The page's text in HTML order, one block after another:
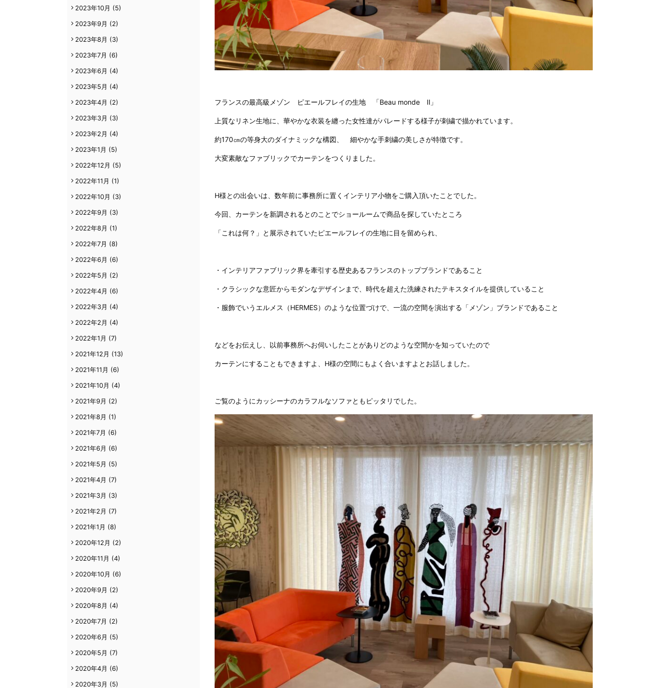
フランスの最高級メゾン ピエールフレイの生地 「Beau monde Ⅱ」
上質なリネン生地に、華やかな衣装を纏った女性達がパレードする様子が刺繍で描かれています。
約170㎝の等身大のダイナミックな構図、 細やかな手刺繍の美しさが特徴です。
大変素敵なファブリックでカーテンをつくりました。
H様との出会いは、数年前に事務所に置くインテリア小物をご購入頂いたことでした。
今回、カーテンを新調されるとのことでショールームで商品を探していたところ
「これは何？」と展示されていたピエールフレイの生地に目を留められ、
・インテリアファブリック界を牽引する歴史あるフランスのトップブランドであること
・クラシックな意匠からモダンなデザインまで、時代を超えた洗練されたテキスタイルを提供していること
・服飾でいうエルメス（HERMES）のような位置づけで、一流の空間を演出する「メゾン」ブランドであること
などをお伝えし、以前事務所へお伺いしたことがありどのような空間かを知っていたので
カーテンにすることもできますよ、H様の空間にもよく合いますよとお話しました。
ご覧のようにカッシーナのカラフルなソファともピッタリでした。
2023年10月 (5)
2023年9月 (2)
2023年8月 (3)
2023年7月 (6)
2023年6月 (4)
2023年5月 (4)
2023年4月 (2)
2023年3月 (3)
2023年2月 (4)
2023年1月 (5)
2022年12月 (5)
2022年11月 (1)
2022年10月 (3)
2022年9月 (3)
2022年8月 (1)
2022年7月 (8)
2022年6月 (6)
2022年5月 (2)
2022年4月 (6)
2022年3月 (4)
2022年2月 (4)
2022年1月 (7)
2021年12月 (13)
2021年11月 (6)
2021年10月 (4)
2021年9月 (2)
2021年8月 (1)
2021年7月 (6)
2021年6月 (6)
2021年5月 (5)
2021年4月 (7)
2021年3月 (3)
2021年2月 (7)
2021年1月 (8)
2020年12月 (2)
2020年11月 (4)
2020年10月 (6)
2020年9月 (2)
2020年8月 (4)
2020年7月 (2)
2020年6月 (5)
2020年5月 (7)
2020年4月 (6)
2020年3月 (5)